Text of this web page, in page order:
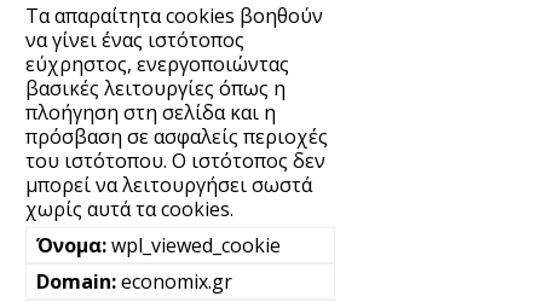
Τα απαραίτητα cookies βοηθούν
να γίνει ένας ιστότοπος
εύχρηστος, ενεργοποιώντας
βασικές λειτουργίες όπως η
πλοήγηση στη σελίδα και η
πρόσβαση σε ασφαλείς περιοχές
του ιστότοπου. Ο ιστότοπος δεν
μπορεί να λειτουργήσει σωστά
χωρίς αυτά τα cookies.
wpl_viewed_cookie
economix.gr